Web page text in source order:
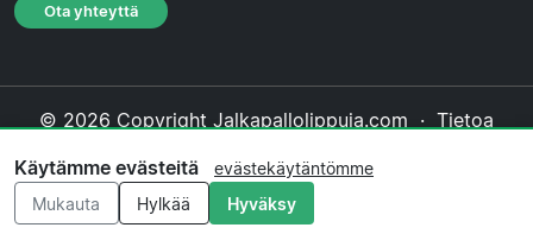
Ota yhteyttä
© 2026 Copyright Jalkapallolippuja.com · Tietoa
Evästekäytäntö·Toimituksellinen käytäntö
Käytämme evästeitä
evästekäytäntömme
Mukauta
Hylkää Hyväksy